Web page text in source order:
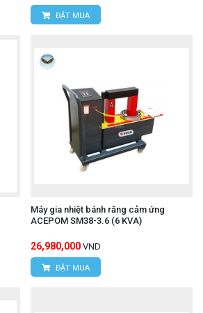
ĐẶT MUA
Máy gia nhiệt bánh răng cảm ứng
ACEPOM SM38-3.6 (6 KVA)
26,980,000 VND
ĐẶT MUA